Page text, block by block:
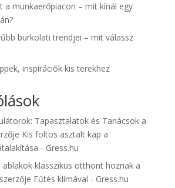
a munkaerőpiacon – mit kínál egy
burkolati trendjei – mit válassz
inspirációk kis terekhez
Tapasztalatok és Tanácsok a
Kis foltos asztalt kap a
- Gress.hu
klasszikus otthont hoznak a
szerzője Fűtés klímával - Gress.hu